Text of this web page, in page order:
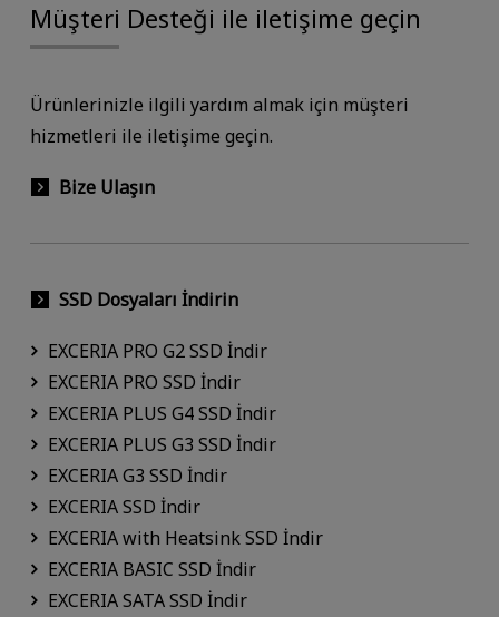
Müşteri Desteği ile iletişime geçin
Ürünlerinizle ilgili yardım almak için müşteri
hizmetleri ile iletişime geçin.
Bize Ulaşın
SSD Dosyaları İndirin
EXCERIA PRO G2 SSD İndir
EXCERIA PRO SSD İndir
EXCERIA PLUS G4 SSD İndir
EXCERIA PLUS G3 SSD İndir
EXCERIA G3 SSD İndir
EXCERIA SSD İndir
EXCERIA with Heatsink SSD İndir
EXCERIA BASIC SSD İndir
EXCERIA SATA SSD İndir